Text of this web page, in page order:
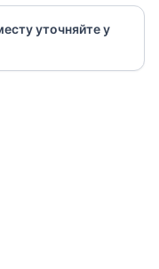
уточняйте у